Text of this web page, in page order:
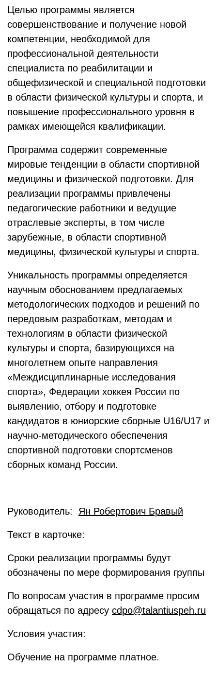
Целью программы является
совершенствование и получение новой
компетенции, необходимой для
профессиональной деятельности
специалиста по реабилитации и
общефизической и специальной подготовки
в области физической культуры и спорта, и
повышение профессионального уровня в
рамках имеющейся квалификации.
Программа содержит современные
мировые тенденции в области спортивной
медицины и физической подготовки. Для
реализации программы привлечены
педагогические работники и ведущие
отраслевые эксперты, в том числе
зарубежные, в области спортивной
медицины, физической культуры и спорта.
Уникальность программы определяется
научным обоснованием предлагаемых
методологических подходов и решений по
передовым разработкам, методам и
технологиям в области физической
культуры и спорта, базирующихся на
многолетнем опыте направления
«Междисциплинарные исследования
спорта», Федерации хоккея России по
выявлению, отбору и подготовке
кандидатов в юниорские сборные U16/U17 и
научно-методического обеспечения
спортивной подготовки спортсменов
сборных команд России.
Руководитель: Ян Робертович Бравый
Текст в карточке:
Сроки реализации программы будут
обозначены по мере формирования группы
По вопросам участия в программе просим
обращаться по адресу cdpo@talantiuspeh.ru
Условия участия:
Обучение на программе платное.